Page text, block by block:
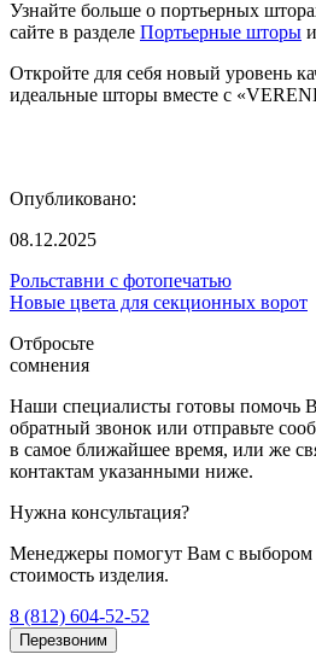
Узнайте больше о портьерных
сайте в разделе Портьерные шторы
Откройте для себя новый уровень
идеальные шторы вместе с
Опубликовано:
08.12.2025
Рольставни с фотопечатью
Новые цвета для секционных ворот
Отбросьте
сомнения
Наши специалисты готовы помочь
обратный звонок или отправьте
в самое ближайшее время, или же
контактам указанными ниже.
Нужна консультация?
Менеджеры помогут Вам с выбором
стоимость изделия.
8 (812) 604-52-52
Перезвоним